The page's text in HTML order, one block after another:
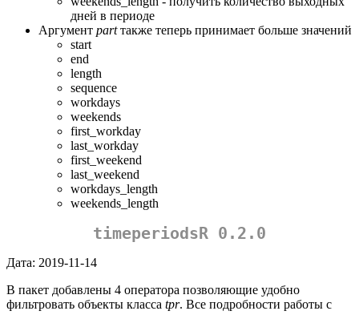
дней в периоде
Аргумент partтакже теперь принимает больше значений
start
end
length
sequence
workdays
weekends
first_workday
last_workday
first_weekend
last_weekend
workdays_length
weekends_length
timeperiodsR 0.2.0
Дата: 2019-11-14
В пакет добавлены 4 оператора позволяющие удобно
фильтровать объекты класса tpr. Все подробности работы с